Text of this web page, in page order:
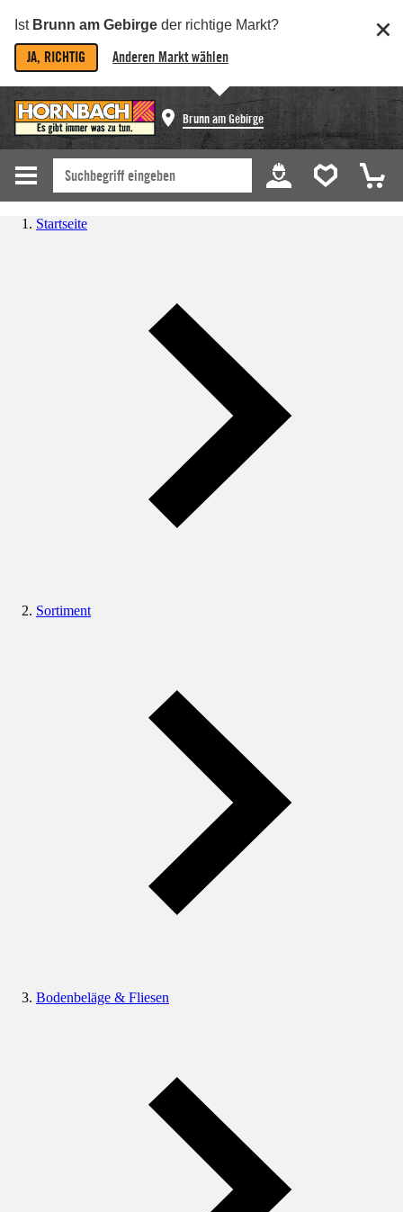
Ist Brunn am Gebirge der richtige Markt?
JA, RICHTIG Anderen Markt wählen
Brunn am Gebirge
Startseite
Sortiment
Bodenbeläge & Fliesen